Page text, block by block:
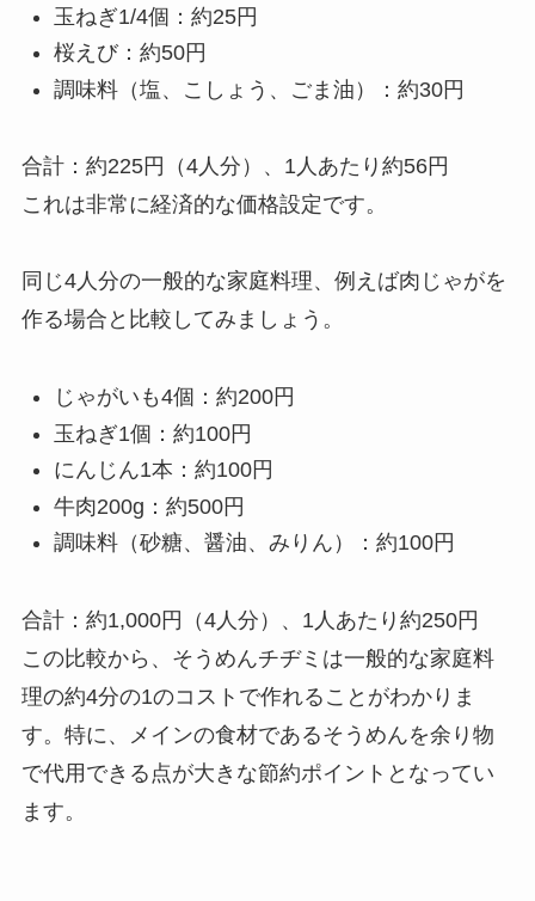
玉ねぎ1/4個：約25円
桜えび：約50円
調味料（塩、こしょう、ごま油）：約30円
合計：約225円（4人分）、1人あたり約56円
これは非常に経済的な価格設定です。
同じ4人分の一般的な家庭料理、例えば肉じゃがを
作る場合と比較してみましょう。
じゃがいも4個：約200円
玉ねぎ1個：約100円
にんじん1本：約100円
牛肉200g：約500円
調味料（砂糖、醤油、みりん）：約100円
合計：約1,000円（4人分）、1人あたり約250円
この比較から、そうめんチヂミは一般的な家庭料
理の約4分の1のコストで作れることがわかりま
す。特に、メインの食材であるそうめんを余り物
で代用できる点が大きな節約ポイントとなってい
ます。